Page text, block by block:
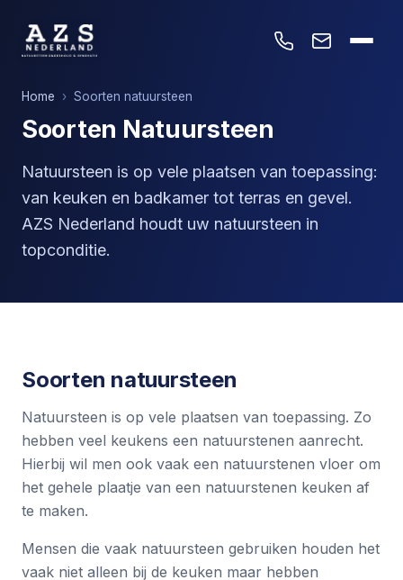
Home › Soorten natuursteen
Soorten Natuursteen
Natuursteen is op vele plaatsen van toepassing:
van keuken en badkamer tot terras en gevel.
AZS Nederland houdt uw natuursteen in
topconditie.
Soorten natuursteen
Natuursteen is op vele plaatsen van toepassing. Zo
hebben veel keukens een natuurstenen aanrecht.
Hierbij wil men ook vaak een natuurstenen vloer om
het gehele plaatje van een natuurstenen keuken af
te maken.
Mensen die vaak natuursteen gebruiken houden het
vaak niet alleen bij de keuken maar hebben